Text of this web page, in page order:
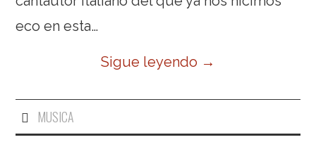
eco en esta…
Sigue leyendo →
MUSICA